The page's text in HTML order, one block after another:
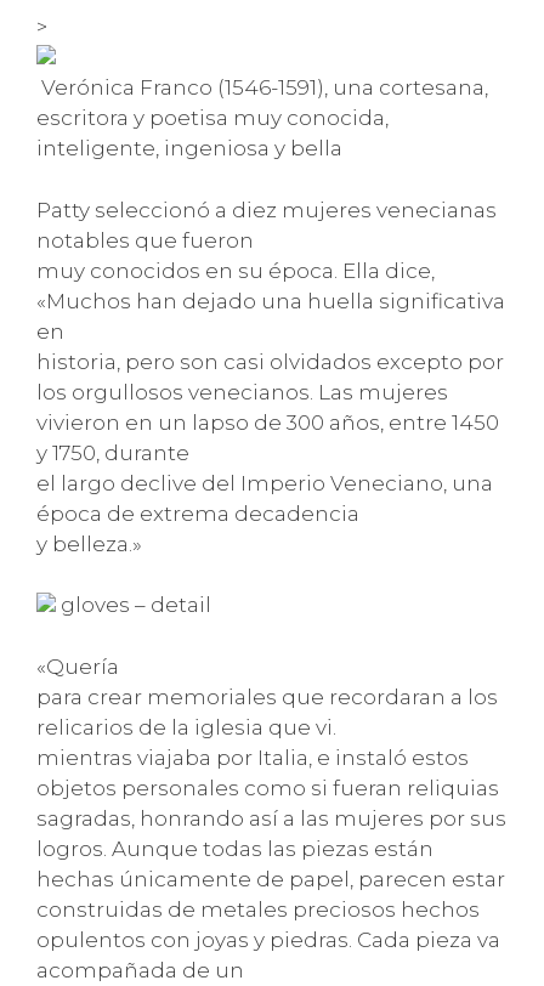
>
Verónica Franco (1546-1591), una cortesana,
escritora y poetisa muy conocida,
inteligente, ingeniosa y bella
Patty seleccionó a diez mujeres venecianas
notables que fueron
muy conocidos en su época. Ella dice,
«Muchos han dejado una huella significativa
en
historia, pero son casi olvidados excepto por
los orgullosos venecianos. Las mujeres
vivieron en un lapso de 300 años, entre 1450
y 1750, durante
el largo declive del Imperio Veneciano, una
época de extrema decadencia
y belleza.»
gloves – detail
«Quería
para crear memoriales que recordaran a los
relicarios de la iglesia que vi.
mientras viajaba por Italia, e instaló estos
objetos personales como si fueran reliquias
sagradas, honrando así a las mujeres por sus
logros. Aunque todas las piezas están
hechas únicamente de papel, parecen estar
construidas de metales preciosos hechos
opulentos con joyas y piedras. Cada pieza va
acompañada de un